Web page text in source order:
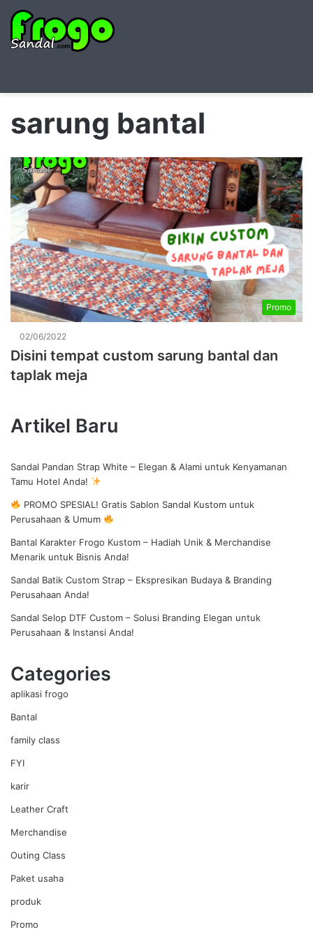
for
sarung bantal
Promo
02/06/2022
Disini tempat custom sarung bantal dan
taplak meja
Artikel Baru
Sandal Pandan Strap White – Elegan & Alami untuk Kenyamanan
Tamu Hotel Anda!
PROMO SPESIAL! Gratis Sablon Sandal Kustom untuk
Perusahaan & Umum
Bantal Karakter Frogo Kustom – Hadiah Unik & Merchandise
Menarik untuk Bisnis Anda!
Sandal Batik Custom Strap – Ekspresikan Budaya & Branding
Perusahaan Anda!
Sandal Selop DTF Custom – Solusi Branding Elegan untuk
Perusahaan & Instansi Anda!
Categories
aplikasi frogo
Bantal
family class
FYI
karir
Leather Craft
Merchandise
Outing Class
Paket usaha
produk
Promo